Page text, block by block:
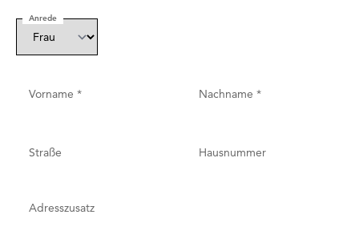
Anrede
Vorname * Nachname *
Straße Hausnummer
Adresszusatz